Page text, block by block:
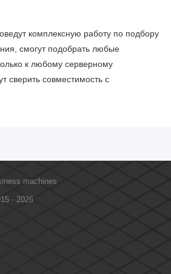
комплексную работу по подбору
смогут подобрать любые
к любому серверному
сверить совместимость с
и проводим регулярное
machines
- 2026